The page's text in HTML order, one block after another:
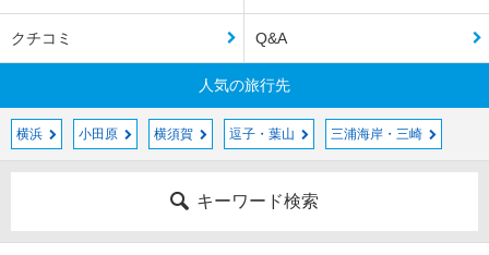
クチコミ Q&A
人気の旅行先
横浜 小田原 横須賀 逗子・葉山 三浦海岸・三崎
キーワード検索